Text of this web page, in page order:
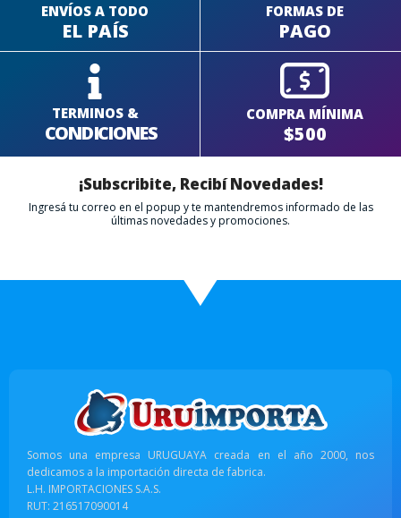
ENVÍOS A TODO
EL PAÍS
FORMAS DE
PAGO
TERMINOS &
CONDICIONES
COMPRA MÍNIMA
$500
¡Subscribite, Recibí Novedades!
Ingresá tu correo en el popup y te mantendremos informado de las
últimas novedades y promociones.
Somos una empresa URUGUAYA creada en el año 2000, nos
dedicamos a la importación directa de fabrica.
L.H. IMPORTACIONES S.A.S.
RUT: 216517090014